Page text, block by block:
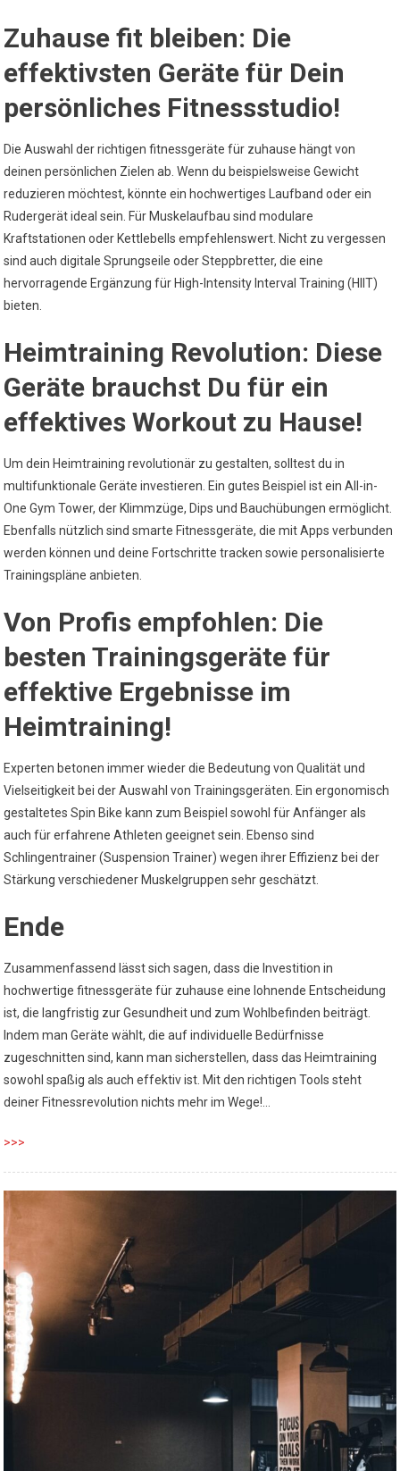
Zuhause fit bleiben: Die
effektivsten Geräte für Dein
persönliches Fitnessstudio!
Die Auswahl der richtigen fitnessgeräte für zuhause hängt von
deinen persönlichen Zielen ab. Wenn du beispielsweise Gewicht
reduzieren möchtest, könnte ein hochwertiges Laufband oder ein
Rudergerät ideal sein. Für Muskelaufbau sind modulare
Kraftstationen oder Kettlebells empfehlenswert. Nicht zu vergessen
sind auch digitale Sprungseile oder Steppbretter, die eine
hervorragende Ergänzung für High-Intensity Interval Training (HIIT)
bieten.
Heimtraining Revolution: Diese
Geräte brauchst Du für ein
effektives Workout zu Hause!
Um dein Heimtraining revolutionär zu gestalten, solltest du in
multifunktionale Geräte investieren. Ein gutes Beispiel ist ein All-in-
One Gym Tower, der Klimmzüge, Dips und Bauchübungen ermöglicht.
Ebenfalls nützlich sind smarte Fitnessgeräte, die mit Apps verbunden
werden können und deine Fortschritte tracken sowie personalisierte
Trainingspläne anbieten.
Von Profis empfohlen: Die
besten Trainingsgeräte für
effektive Ergebnisse im
Heimtraining!
Experten betonen immer wieder die Bedeutung von Qualität und
Vielseitigkeit bei der Auswahl von Trainingsgeräten. Ein ergonomisch
gestaltetes Spin Bike kann zum Beispiel sowohl für Anfänger als
auch für erfahrene Athleten geeignet sein. Ebenso sind
Schlingentrainer (Suspension Trainer) wegen ihrer Effizienz bei der
Stärkung verschiedener Muskelgruppen sehr geschätzt.
Ende
Zusammenfassend lässt sich sagen, dass die Investition in
hochwertige fitnessgeräte für zuhause eine lohnende Entscheidung
ist, die langfristig zur Gesundheit und zum Wohlbefinden beiträgt.
Indem man Geräte wählt, die auf individuelle Bedürfnisse
zugeschnitten sind, kann man sicherstellen, dass das Heimtraining
sowohl spaßig als auch effektiv ist. Mit den richtigen Tools steht
deiner Fitnessrevolution nichts mehr im Wege!…
>>>